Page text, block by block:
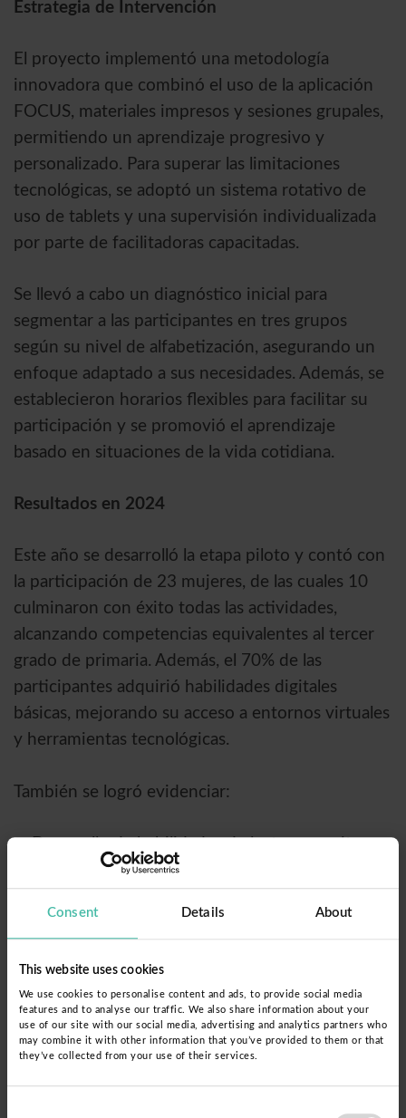
Consent Details About
This website uses cookies
We use cookies to personalise content and ads, to provide social media
features and to analyse our traffic. We also share information about your
use of our site with our social media, advertising and analytics partners who
may combine it with other information that you’ve provided to them or that
they’ve collected from your use of their services.
Estrategia de Intervención
El proyecto implementó una metodología
innovadora que combinó el uso de la aplicación
FOCUS, materiales impresos y sesiones grupales,
permitiendo un aprendizaje progresivo y
personalizado. Para superar las limitaciones
tecnológicas, se adoptó un sistema rotativo de
uso de tablets y una supervisión individualizada
por parte de facilitadoras capacitadas.
Se llevó a cabo un diagnóstico inicial para
segmentar a las participantes en tres grupos
según su nivel de alfabetización, asegurando un
enfoque adaptado a sus necesidades. Además, se
establecieron horarios flexibles para facilitar su
participación y se promovió el aprendizaje
basado en situaciones de la vida cotidiana.
Resultados en 2024
Este año se desarrolló la etapa piloto y contó con
la participación de 23 mujeres, de las cuales 10
culminaron con éxito todas las actividades,
alcanzando competencias equivalentes al tercer
grado de primaria. Además, el 70% de las
participantes adquirió habilidades digitales
básicas, mejorando su acceso a entornos virtuales
y herramientas tecnológicas.
También se logró evidenciar:
Desarrollo de habilidades de lectura, escritura y
cálculo matemático.
familiar y transacciones básicas.
confianza en sus capacidades.
Mejoras en su desempeño laboral y productivo.
Próximos Pasos